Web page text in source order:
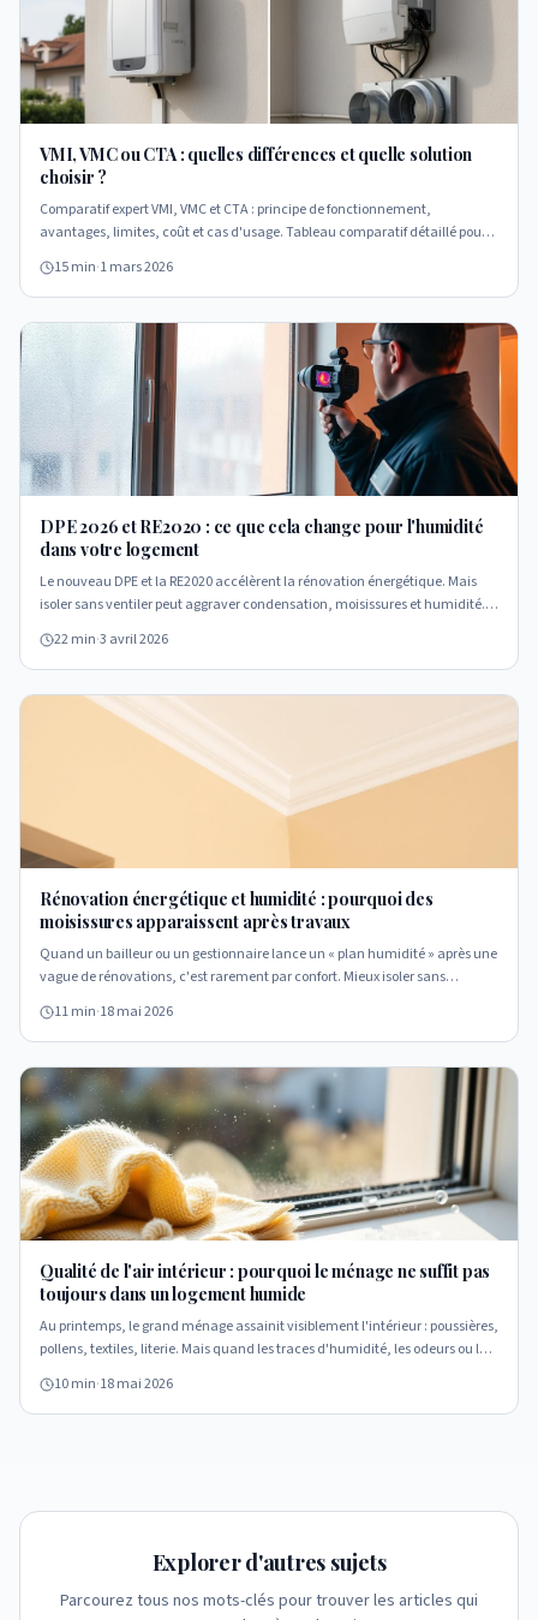
VMI, VMC ou CTA : quelles différences et quelle solution
choisir ?
Comparatif expert VMI, VMC et CTA : principe de fonctionnement,
avantages, limites, coût et cas d'usage. Tableau comparatif détaillé pour
problème d'humidité.
15 min·1 mars 2026
DPE 2026 et RE2020 : ce que cela change pour l'humidité
dans votre logement
Le nouveau DPE et la RE2020 accélèrent la rénovation énergétique. Mais
isoler sans ventiler peut aggraver condensation, moisissures et humidité.
22 min·3 avril 2026
Rénovation énergétique et humidité : pourquoi des
moisissures apparaissent après travaux
Quand un bailleur ou un gestionnaire lance un « plan humidité » après une
vague de rénovations, c'est rarement par confort. Mieux isoler sans
condensation et les moisissures. Décryptage.
11 min·18 mai 2026
Qualité de l'air intérieur : pourquoi le ménage ne suffit pas
toujours dans un logement humide
Au printemps, le grand ménage assainit visiblement l'intérieur : poussières,
pollens, textiles, literie. Mais quand les traces d'humidité, les odeurs ou les
question de bâtiment et de ventilation.
10 min·18 mai 2026
Explorer d'autres sujets
Parcourez tous nos mots-clés pour trouver les articles qui